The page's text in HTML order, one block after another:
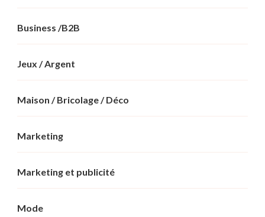
Business /B2B
Jeux / Argent
Maison / Bricolage / Déco
Marketing
Marketing et publicité
Mode